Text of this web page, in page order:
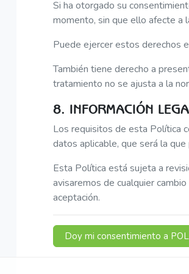
Si ha otorgado su
momento, sin que ello afecte a
Puede ejercer estos derechos
También tiene derecho a
tratamiento no se ajusta a la
8. INFORMACIÓN
Los requisitos de esta Política
datos aplicable, que será la
Esta Política está sujeta a
avisaremos de cualquier
aceptación.
Doy mi consentimiento a